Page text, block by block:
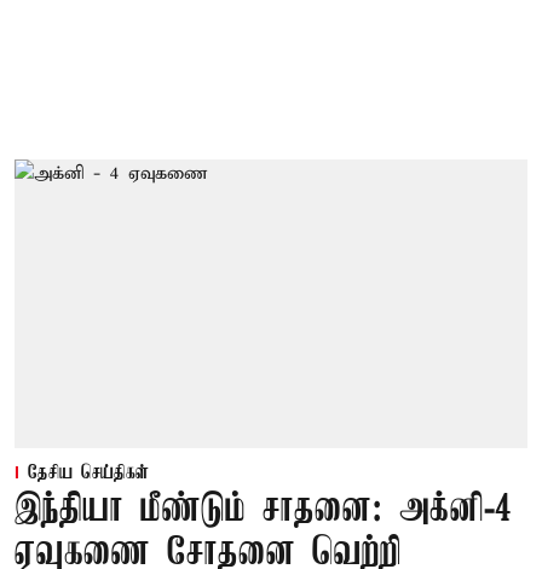
தேசிய செய்திகள்
இந்தியா மீண்டும் சாதனை: அக்னி-4
ஏவுகணை சோதனை வெற்றி